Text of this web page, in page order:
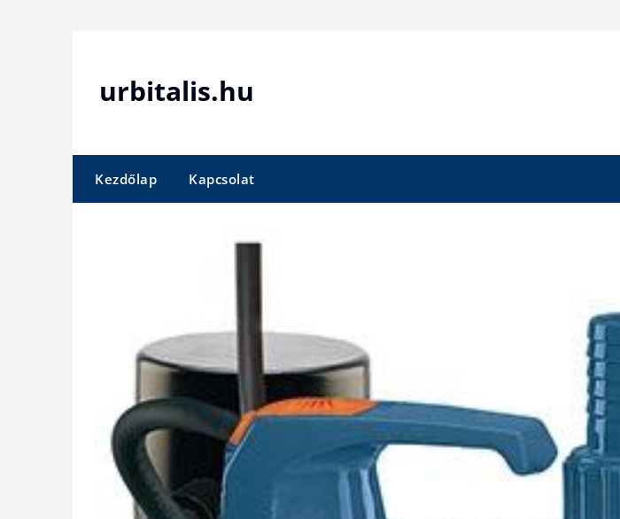
urbitalis.hu
Kezdőlap Kapcsolat